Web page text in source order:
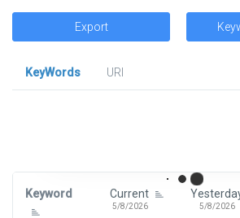
Export
KeyWords
URl
Keyword Current
5/8/2026 5/8/2026